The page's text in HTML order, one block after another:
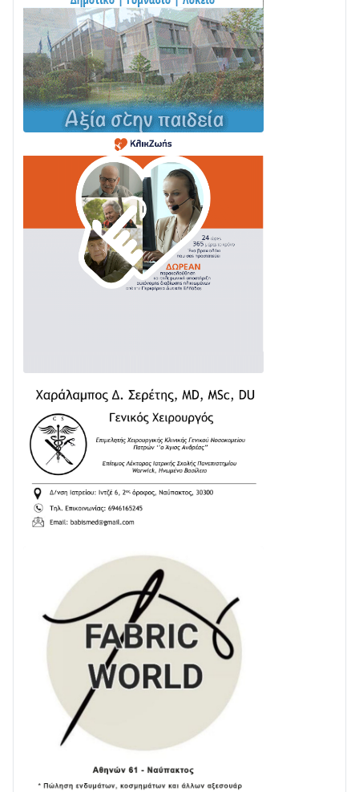
Στο σκοτάδι μεγάλο μέρος στο Λυγιά Ναυπάκτου
04/08 • 19:47
Σε τροχιά υλοποίησης η Παράκαμψη του Κέντρου
της Ναυπάκτου
04/08 • 12:08
Σε φουλ ρυθμούς το τμήμα Βόνιτσα – Άγιος Νικόλαος
| Αυτοψία Καββαδά
Με Αρχιερατική Λαμπρότητα η Πανήγυρη της
Μεταμορφώσεως του Σωτήρος στο Γολέμι
03/08 • 07:45
Ενισχύεται η Πολιτική Προστασία στο Δήμο Αγρινίου
με δύο νέα υδροφόρα οχήματα
02/08 • 18:26
28/07 • 21:46
24/07 • 11:31